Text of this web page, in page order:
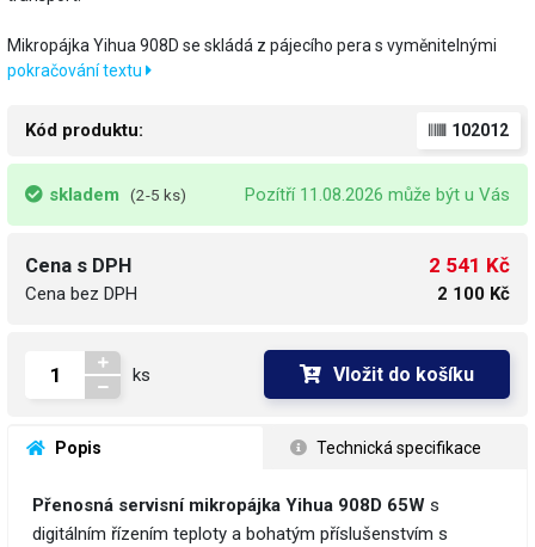
Mikropájka Yihua 908D se skládá z pájecího pera s vyměnitelnými
pokračování textu
Kód produktu: 102012
skladem (2-5 ks) Pozítří 11.08.2026 může být u Vás
Cena s DPH
Cena bez DPH
2 541 Kč
2 100 Kč
ks Vložit do košíku
Popis Technická specifikace
Přenosná servisní mikropájka Yihua 908D 65W s
digitálním řízením teploty a bohatým příslušenstvím s